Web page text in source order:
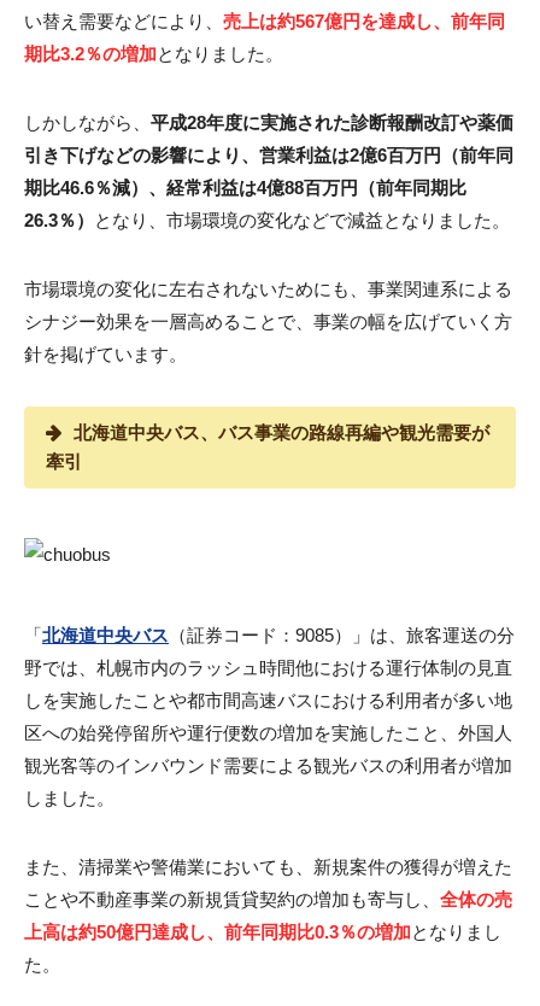
い替え需要などにより、 売上は約567億円を達成し、前年同
期比3.2％の増加となりました。
しかしながら、 平成28年度に実施された診断報酬改訂や薬価
引き下げなどの影響により、営業利益は2億6百万円（前年同
期比46.6％減）、経常利益は4億88百万円（前年同期比
26.3％）
となり、市場環境の変化などで減益となりました。
市場環境の変化に左右されないためにも、事業関連系による
シナジー効果を一層高めることで、事業の幅を広げていく方
針を掲げています。
北海道中央バス、バス事業の路線再編や観光需要が
牽引
「北海道中央バス （証券コード：9085）」は、旅客運送の分
野では、札幌市内のラッシュ時間他における運行体制の見直
しを実施したことや都市間高速バスにおける利用者が多い地
区への始発停留所や運行便数の増加を実施したこと、外国人
観光客等のインバウンド需要による観光バスの利用者が増加
しました。
また、清掃業や警備業においても、新規案件の獲得が増えた
ことや不動産事業の新規賃貸契約の増加も寄与し、 全体の売
上高は約50億円達成し、前年同期比0.3％の増加となりまし
た。